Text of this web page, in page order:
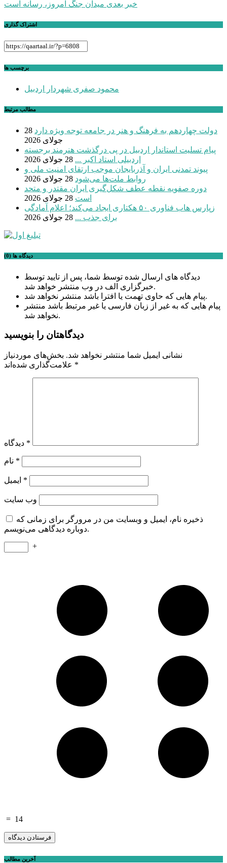
خبر بعدی میدان جنگ امروز، رسانه است
اشتراک گذاری
برچسب ها
محمود صفری شهردار اردبیل
مطالب مرتبط
دولت چهاردهم به فرهنگ و هنر در جامعه توجه ویژه دارد 28
جولای 2026
پیام تسلیت استاندار اردبیل در پی درگذشت هنرمند برجسته
اردبیلی استاد اکبر ... 28 جولای 2026
پیوند تمدنی ایران و آذربایجان موجب ارتقای امنیت ملی و
روابط ملت‌ها می‌شود 28 جولای 2026
دوره صفویه نقطه عطف شکل‌گیری ایران مقتدر و متحد
است 28 جولای 2026
زپارس هاب فناوری ۵۰ هکتاری ایجاد می‌کند؛ اعلام آمادگی
برای جذب ... 28 جولای 2026
دیدگاه ها (0)
دیدگاه های ارسال شده توسط شما، پس از تایید توسط
خبرگزاری الف در وب منتشر خواهد شد.
پیام هایی که حاوی تهمت یا افترا باشد منتشر نخواهد شد.
پیام هایی که به غیر از زبان فارسی یا غیر مرتبط باشد منتشر
نخواهد شد.
دیدگاهتان را بنویسید
نشانی ایمیل شما منتشر نخواهد شد. بخش‌های موردنیاز
*
*
*
*
وب‌ سایت
ذخیره نام، ایمیل و وبسایت من در مرورگر برای زمانی که
دوباره دیدگاهی می‌نویسم.
+
= 14
آخرین مطالب